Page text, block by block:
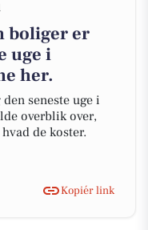
boliger er
uge i
her.
seneste uge i
overblik over,
de koster.
Kopiér link